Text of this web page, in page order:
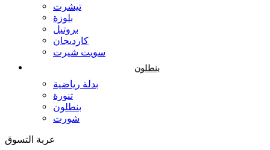
تيشرت
بلوزة
بروتيل
كارديجان
سويت شيرت
بنطلون
بدلة رياضية
تنورة
بنطلون
شورت
عربة التسوق